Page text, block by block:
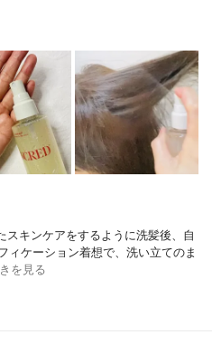
スキンケアをするように洗髪後、自
ィケーション着想で、洗い立てのま
を見る